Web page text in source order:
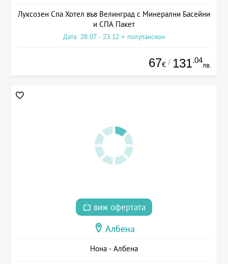
Луксозен Спа Хотел във Велинград с Минерални Басейни
и СПА Пакет
Дата: 28.07 - 23.12 + полупансион
67€ / 131.04
лв.
виж офертата
Албена
Нона - Албена